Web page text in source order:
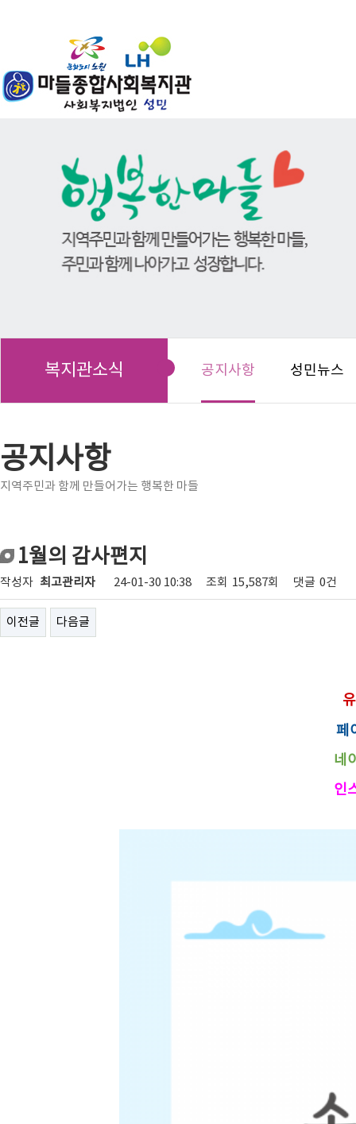
복지관소식 공지사항 성민뉴스
공지사항
지역주민과 함께 만들어가는 행복한 마들
1월의 감사편지
작성자 최고관리자 24-01-30 10:38 조회 15,587회 댓글 0건
이전글 다음글
페
네
인